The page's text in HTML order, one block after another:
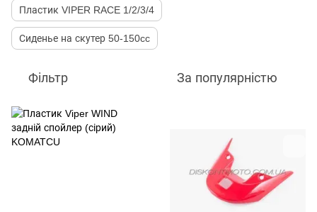
Пластик VIPER RACE 1/2/3/4
Сиденье на скутер 50-150cc
Фільтр За популярністю